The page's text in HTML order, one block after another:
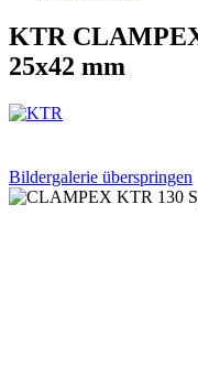
KTR
25x42 mm
Bildergalerie überspringen